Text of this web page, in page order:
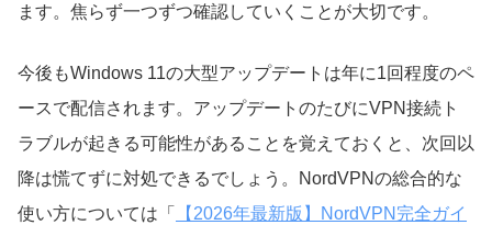
ます。焦らず一つずつ確認していくことが大切です。
今後もWindows 11の大型アップデートは年に1回程度のペ
ースで配信されます。アップデートのたびにVPN接続ト
ラブルが起きる可能性があることを覚えておくと、次回以
降は慌てずに対処できるでしょう。NordVPNの総合的な
使い方については「
【2026年最新版】NordVPN完全ガイ